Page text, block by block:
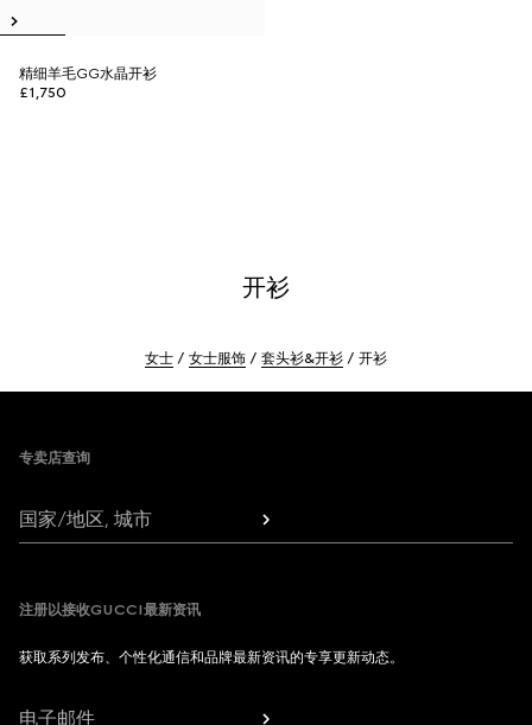
精细羊毛GG水晶开衫
£1,750
开衫
女士 女士服饰 套头衫&开衫 开衫
专卖店查询
国家/地区, 城市
注册以接收GUCCI最新资讯
获取系列发布、个性化通信和品牌最新资讯的专享更新动态。
电子邮件